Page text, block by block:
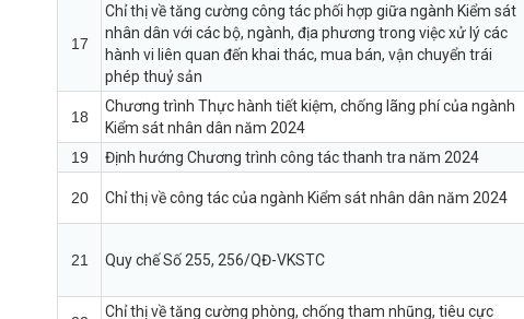
17
Chỉ thị về tăng cường công tác phối hợp giữa ngành Kiểm sát
nhân dân với các bộ, ngành, địa phương trong việc xử lý các
hành vi liên quan đến khai thác, mua bán, vận chuyển trái
phép thuỷ sản
18
Chương trình Thực hành tiết kiệm, chống lãng phí của ngành
Kiểm sát nhân dân năm 2024
19 Định hướng Chương trình công tác thanh tra năm 2024
20 Chỉ thị về công tác của ngành Kiểm sát nhân dân năm 2024
21 Quy chế Số 255, 256/QĐ-VKSTC
Chỉ thị về tăng cường phòng, chống tham nhũng, tiêu cực